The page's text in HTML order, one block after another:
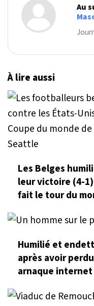
Au
À lire aussi
Les Belges
leur victoire (4-
fait le tour du
Humilié et
après avoir
arnaque internet